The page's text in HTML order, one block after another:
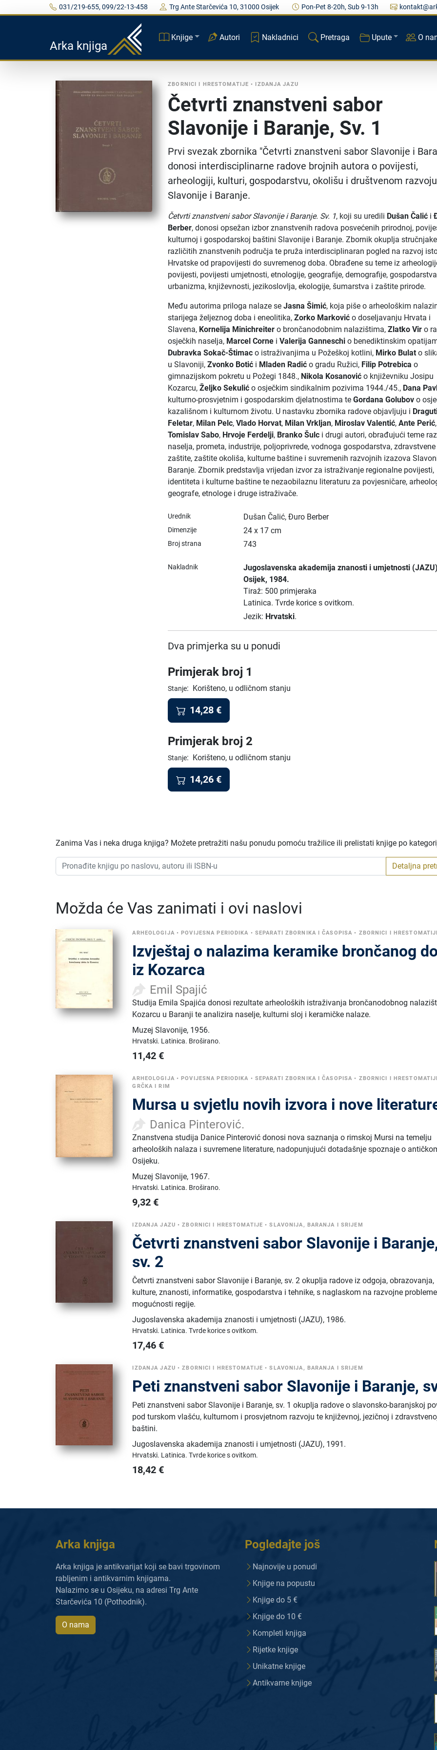
031/219-655, 099/22-13-458 Trg Ante Starčevića 10, 31000 Osijek Pon-Pet 8-20h, Sub 9-13h
Arka knjiga
Knjige Autori Nakladnici Pretraga Upute O
ZBORNICI I HRESTOMATIJE • IZDANJA JAZU
Četvrti znanstveni sabor
Slavonije i Baranje, Sv. 1
Prvi svezak zbornika "Četvrti znanstveni sabor Slavonije i
donosi interdisciplinarne radove brojnih autora o povijesti,
arheologiji, kulturi, gospodarstvu, okolišu i društvenom razvoju
Slavonije i Baranje.
Četvrti znanstveni sabor Slavonije i Baranje. Sv. 1, koji su uredili Dušan Čalić i
Berber, donosi opsežan izbor znanstvenih radova posvećenih prirodnoj,
kulturnoj i gospodarskoj baštini Slavonije i Baranje. Zbornik okuplja
različitih znanstvenih područja te pruža interdisciplinaran pogled na razvoj
Hrvatske od prapovijesti do suvremenog doba. Obrađene su teme iz
povijesti, povijesti umjetnosti, etnologije, geografije, demografije,
urbanizma, književnosti, jezikoslovlja, ekologije, šumarstva i zaštite prirode.
Među autorima priloga nalaze seJasna Šimić, koja piše o arheološkim
starijega željeznog doba i eneolitika,Zorko Marković o doseljavanju Hrvata i
Slavena, Kornelija Minichreiter o brončanodobnim nalazištima,Zlatko Vir o
osječkih naselja, Marcel Corne iValerija Ganneschi o benediktinskim
Dubravka Sokač-Štimac o istraživanjima u Požeškoj kotlini, Mirko Bulat o
u Slavoniji,Zvonko Botić i Mladen Radić o gradu Ružici, Filip Potrebica o
gimnazijskom pokretu u Požegi 1848., Nikola Kosanović o književniku Josipu
Kozarcu,Željko Sekulić o osječkim sindikalnim pozivima 1944./45., Dana
kulturno-prosvjetnim i gospodarskim djelatnostima teGordana Golubov o
kazališnom i kulturnom životu. U nastavku zbornika radove objavljuju i
Feletar, Milan Pelc,Vlado Horvat, Milan Vrkljan, Miroslav Valentić,Ante Perić,
Tomislav Sabo, Hrvoje Ferdelji, Branko Šulc i drugi autori, obrađujući teme
naselja, prometa, industrije, poljoprivrede, vodnoga gospodarstva, zdravstvene
zaštite, zaštite okoliša, kulturne baštine i suvremenih razvojnih izazova
Baranje. Zbornik predstavlja vrijedan izvor za istraživanje regionalne povijesti,
identiteta i kulturne baštine te nezaobilaznu literaturu za povjesničare,
geografe, etnologe i druge istraživače.
Urednik Dušan Čalić, Đuro Berber
Dimenzije 24 x 17 cm
Broj strana 743
Nakladnik Jugoslavenska akademija znanosti i umjetnosti (JAZU)
Osijek, 1984.
Tiraž: 500 primjeraka
Latinica. Tvrde korice s ovitkom.
Jezik: Hrvatski.
Dva primjerka su u ponudi
Primjerak broj 1
Stanje: Korišteno, u odličnom stanju
14,28 €
Primjerak broj 2
Stanje: Korišteno, u odličnom stanju
14,26 €
Zanima Vas i neka druga knjiga? Možete pretražiti našu ponudu pomoću tražilice ili prelistati knjige po
Detaljna
Možda će Vas zanimati i ovi naslovi
ARHEOLOGIJA • POVIJESNA PERIODIKA • SEPARATI ZBORNIKA I ČASOPISA • ZBORNICI I
Izvještaj o nalazima keramike brončanog
iz Kozarca
Emil Spajić
Studija Emila Spajića donosi rezultate arheoloških istraživanja brončanodobnog
Kozarcu u Baranji te analizira naselje, kulturni sloj i keramičke nalaze.
Muzej Slavonije, 1956.
Hrvatski. Latinica. Broširano.
11,42 €
ARHEOLOGIJA • POVIJESNA PERIODIKA • SEPARATI ZBORNIKA I ČASOPISA • ZBORNICI I
GRČKA I RIM
Mursa u svjetlu novih izvora i nove
Danica Pinterović.
Znanstvena studija Danice Pinterović donosi nova saznanja o rimskoj Mursi na temelju
arheoloških nalaza i suvremene literature, nadopunjujući dotadašnje spoznaje o
Osijeku.
Muzej Slavonije, 1967.
Hrvatski. Latinica. Broširano.
9,32 €
IZDANJA JAZU •ZBORNICI I HRESTOMATIJE •SLAVONIJA, BARANJA I SRIJEM
Četvrti znanstveni sabor Slavonije i Baranje,
sv. 2
Četvrti znanstveni sabor Slavonije i Baranje, sv. 2 okuplja radove iz odgoja, obrazovanja,
kulture, znanosti, informatike, gospodarstva i tehnike, s naglaskom na razvojne
mogućnosti regije.
Jugoslavenska akademija znanosti i umjetnosti (JAZU), 1986.
Hrvatski. Latinica.Tvrde korice s ovitkom.
17,46 €
IZDANJA JAZU •ZBORNICI I HRESTOMATIJE •SLAVONIJA, BARANJA I SRIJEM
Peti znanstveni sabor Slavonije i Baranje,
Peti znanstveni sabor Slavonije i Baranje, sv. 1 okuplja radove o slavonsko-baranjskoj
pod turskom vlašću, kulturnom i prosvjetnom razvoju te književnoj, jezičnoj i
baštini.
Jugoslavenska akademija znanosti i umjetnosti (JAZU), 1991.
Hrvatski. Latinica.Tvrde korice s ovitkom.
18,42 €
Arka knjiga
Arka knjiga je antikvarijat koji se bavi trgovinom
rabljenim i antikvarnim knjigama.
Nalazimo se u Osijeku, na adresi Trg Ante
Starčevića 10 (Pothodnik).
O nama
Pogledajte još
Najnovije u ponudi
Knjige na popustu
Knjige do 5 €
Knjige do 10 €
Kompleti knjiga
Rijetke knjige
Unikatne knjige
Antikvarne knjige